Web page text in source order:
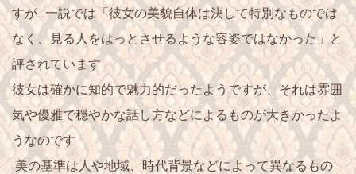
すが…一説では「彼女の美貌自体は決して特別なものでは
なく、見る人をはっとさせるような容姿ではなかった」と
評されています
彼女は確かに知的で魅力的だったようですが、それは雰囲
気や優雅で穏やかな話し方などによるものが大きかったよ
うなのです
美の基準は人や地域、時代背景などによって異なるもの